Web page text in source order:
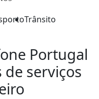
Trânsito
Portugal
serviços